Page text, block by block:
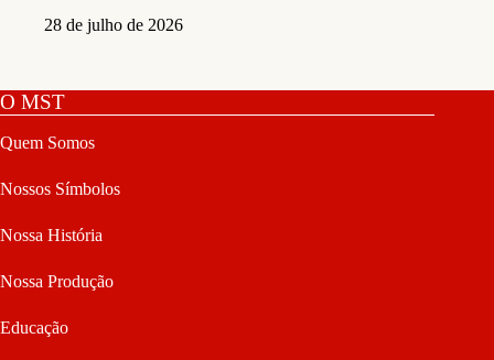
28 de julho de 2026
O MST
Quem Somos
Nossos Símbolos
Nossa História
Nossa Produção
Educação